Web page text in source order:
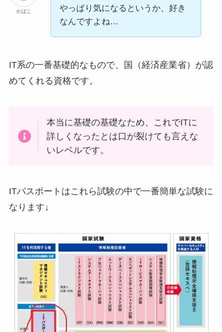
かばこ
やっぱり気になるというか、好き
なんですよね…
IT系の一番基礎的なもので、国（経済産業省）が認
めてくれる資格です。
本当に基礎の基礎なため、これでITに
詳しくなったとは口が裂けても言えな
いレベルです。
ITパスポートはこれら試験の中で一番簡単な試験に
なります↓